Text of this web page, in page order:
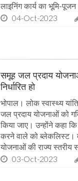
लाइनिंग कार्य का भूमि-
04-Oct-2023
समूह जल प्रदाय
निर्धारित हो
भोपाल। लोक स्वास्थ्य
जल प्रदाय योजनाओं को
किया जाए। उन्होंने कहा
करने वाले को ब्लेकलिस्ट।
योजनाओं की राज्य स्तरीय
03-Oct-2023